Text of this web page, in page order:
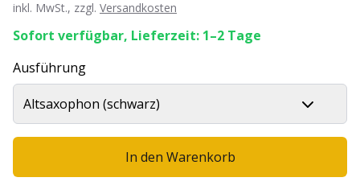
inkl. MwSt., zzgl. Versandkosten
Sofort verfügbar, Lieferzeit: 1–2 Tage
Ausführung
Altsaxophon (schwarz)
In den Warenkorb